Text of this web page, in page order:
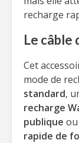
recharge
Le câble
Cet
mode de
standard,
recharge
publique
rapide de